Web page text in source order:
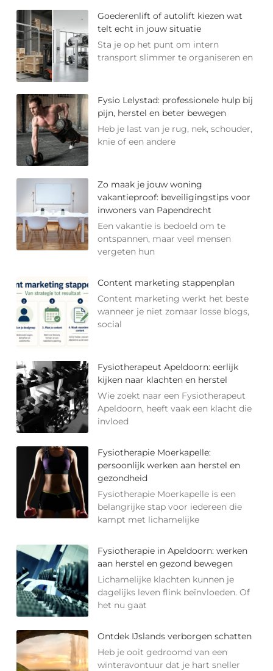
Goederenlift of autolift kiezen wat
telt echt in jouw situatie
Sta je op het punt om intern
transport slimmer te organiseren en
Fysio Lelystad: professionele hulp bij
pijn, herstel en beter bewegen
Heb je last van je rug, nek, schouder,
knie of een andere
Zo maak je jouw woning
vakantieproof: beveiligingstips voor
inwoners van Papendrecht
Een vakantie is bedoeld om te
ontspannen, maar veel mensen
vergeten hun
Content marketing stappenplan
Content marketing werkt het beste
wanneer je niet zomaar losse blogs,
social
Fysiotherapeut Apeldoorn: eerlijk
kijken naar klachten en herstel
Wie zoekt naar een Fysiotherapeut
Apeldoorn, heeft vaak een klacht die
invloed
Fysiotherapie Moerkapelle:
persoonlijk werken aan herstel en
gezondheid
Fysiotherapie Moerkapelle is een
belangrijke stap voor iedereen die
kampt met lichamelijke
Fysiotherapie in Apeldoorn: werken
aan herstel en gezond bewegen
Lichamelijke klachten kunnen je
dagelijks leven flink beïnvloeden. Of
het nu gaat
Ontdek IJslands verborgen schatten
Heb je ooit gedroomd van een
winteravontuur dat je hart sneller